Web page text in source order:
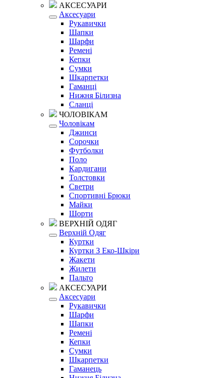
АКСЕСУАРИ
Аксесуари
Рукавички
Шапки
Шарфи
Ремені
Кепки
Сумки
Шкарпетки
Гаманці
Нижня Білизна
Сланці
ЧОЛОВІКАМ
Чоловікам
Джинси
Сорочки
Футболки
Поло
Кардигани
Толстовки
Светри
Спортивні Брюки
Майки
Шорти
ВЕРХНІЙ ОДЯГ
Верхній Одяг
Куртки
Куртки З Еко-Шкіри
Жакети
Жилети
Пальто
АКСЕСУАРИ
Аксесуари
Рукавички
Шарфи
Шапки
Ремені
Кепки
Сумки
Шкарпетки
Гаманець